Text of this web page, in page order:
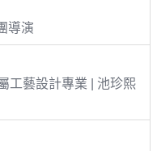
導演
工藝設計專業 | 池珍熙